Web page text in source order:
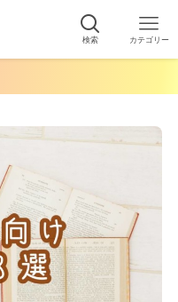
検索 カテゴリー